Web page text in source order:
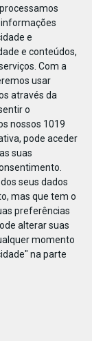
e
e conteúdos,
Com a
usar
através da
o
nossos 1019
pode aceder
suas
seus dados
mas que tem o
preferências
alterar suas
momento
na parte